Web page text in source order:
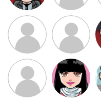
ابتین
سید محمد
موسوی
طرفدار میلی
بابی براون
کیوان کیانی